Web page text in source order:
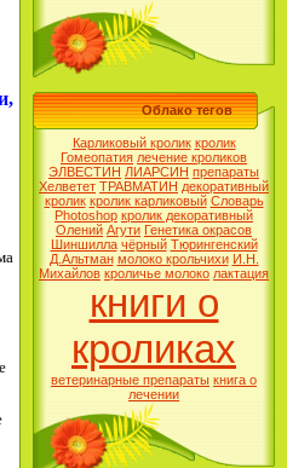
Облако тегов
Карликовый кролик кролик
Гомеопатия лечение кроликов
ЭЛВЕСТИН ЛИАРСИН препараты
Хелветет ТРАВМАТИН декоративный
кролик кролик карликовый Словарь
Photoshop кролик декоративный
Олений Агути Генетика окрасов
Шиншилла чёрный Тюрингенский
Д.Альтман молоко крольчихи И.Н.
Михайлов кроличье молоко лактация
книги о
кроликах
ветеринарные препараты книга о
лечении